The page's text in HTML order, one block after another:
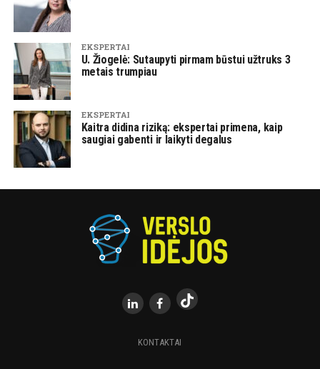
EKSPERTAI
U. Žiogelė: Sutaupyti pirmam būstui užtruks 3
metais trumpiau
EKSPERTAI
Kaitra didina riziką: ekspertai primena, kaip
saugiai gabenti ir laikyti degalus
KONTAKTAI